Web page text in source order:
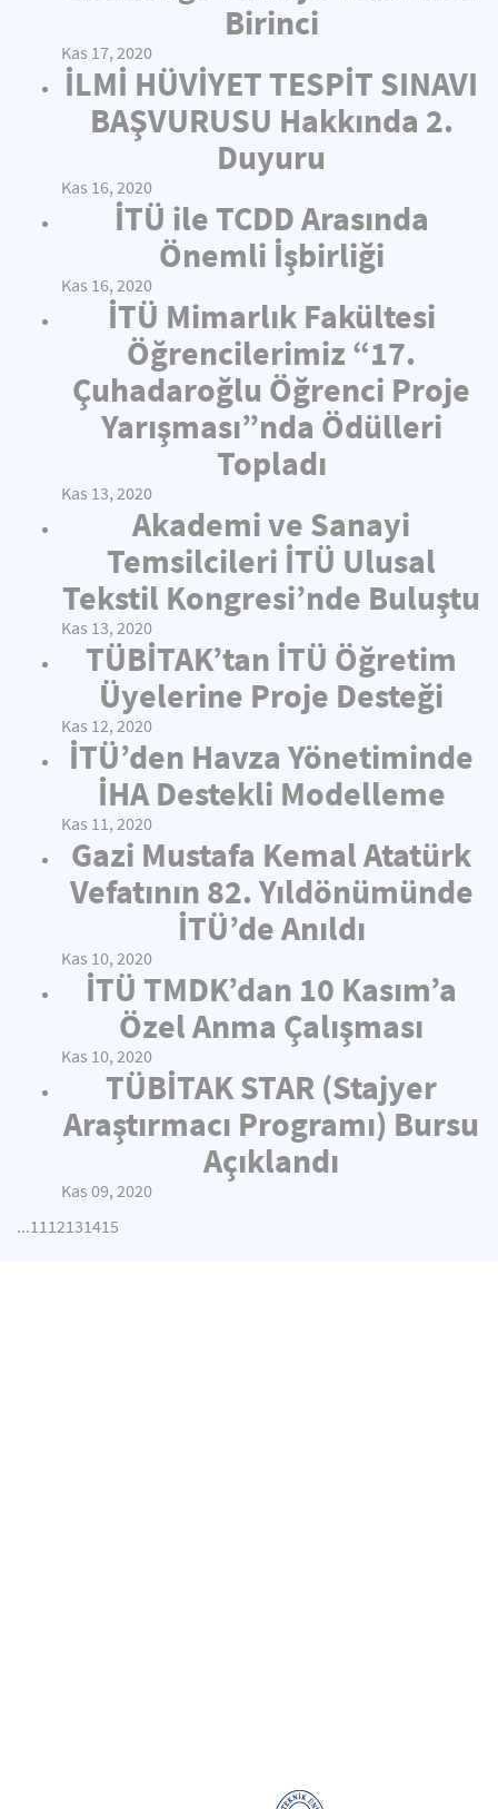
Birinci
Kas 17, 2020
İLMİ HÜVİYET TESPİT SINAVI
BAŞVURUSU Hakkında 2.
Duyuru
Kas 16, 2020
İTÜ ile TCDD Arasında
Önemli İşbirliği
Kas 16, 2020
İTÜ Mimarlık Fakültesi
Öğrencilerimiz “17.
Çuhadaroğlu Öğrenci Proje
Yarışması”nda Ödülleri
Topladı
Kas 13, 2020
Akademi ve Sanayi
Temsilcileri İTÜ Ulusal
Tekstil Kongresi’nde Buluştu
Kas 13, 2020
TÜBİTAK’tan İTÜ Öğretim
Üyelerine Proje Desteği
Kas 12, 2020
İTÜ’den Havza Yönetiminde
İHA Destekli Modelleme
Kas 11, 2020
Gazi Mustafa Kemal Atatürk
Vefatının 82. Yıldönümünde
İTÜ’de Anıldı
Kas 10, 2020
İTÜ TMDK’dan 10 Kasım’a
Özel Anma Çalışması
Kas 10, 2020
TÜBİTAK STAR (Stajyer
Araştırmacı Programı) Bursu
Açıklandı
Kas 09, 2020
...1112131415